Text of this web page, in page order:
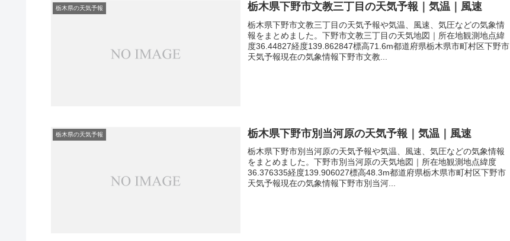
栃木県の天気予報 栃木県下野市文教三丁目の天気予報｜気温｜風速
栃木県下野市文教三丁目の天気予報や気温、風速、気圧などの気象情
報をまとめました。下野市文教三丁目の天気地図｜所在地観測地点緯
度36.44827経度139.862847標高71.6m都道府県栃木県市町村区下野市
天気予報現在の気象情報下野市文教...
栃木県の天気予報 栃木県下野市別当河原の天気予報｜気温｜風速
栃木県下野市別当河原の天気予報や気温、風速、気圧などの気象情報
をまとめました。下野市別当河原の天気地図｜所在地観測地点緯度
36.376335経度139.906027標高48.3m都道府県栃木県市町村区下野市
天気予報現在の気象情報下野市別当河...